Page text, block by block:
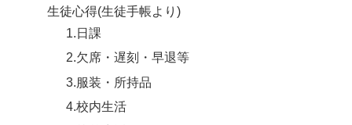
生徒心得(生徒手帳より)
1.日課
2.欠席・遅刻・早退等
3.服装・所持品
4.校内生活